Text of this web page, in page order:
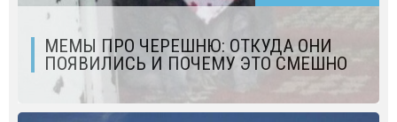
МЕМЫ ПРО ЧЕРЕШНЮ: ОТКУДА ОНИ
ПОЯВИЛИСЬ И ПОЧЕМУ ЭТО СМЕШНО